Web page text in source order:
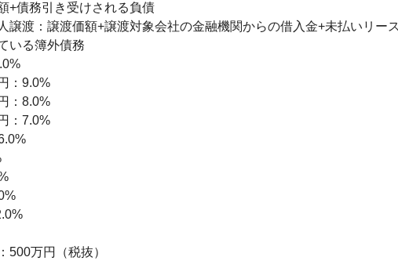
+債務引き受けされる負債
譲渡：譲渡価額+譲渡対象会社の金融機関からの借入金+未払いリー
いる簿外債務
：9.0%
：8.0%
：7.0%
500万円（税抜）